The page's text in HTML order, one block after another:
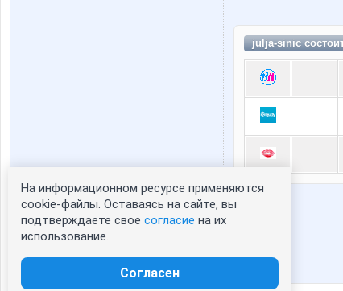
Статистика портрета:
сейчас просматривают портрет - 0
зарегистрированные пользователи
julja-sinic
На информационном ресурсе применяются
cookie-файлы. Оставаясь на сайте, вы
подтверждаете свое согласие на их
использование.
Согласен